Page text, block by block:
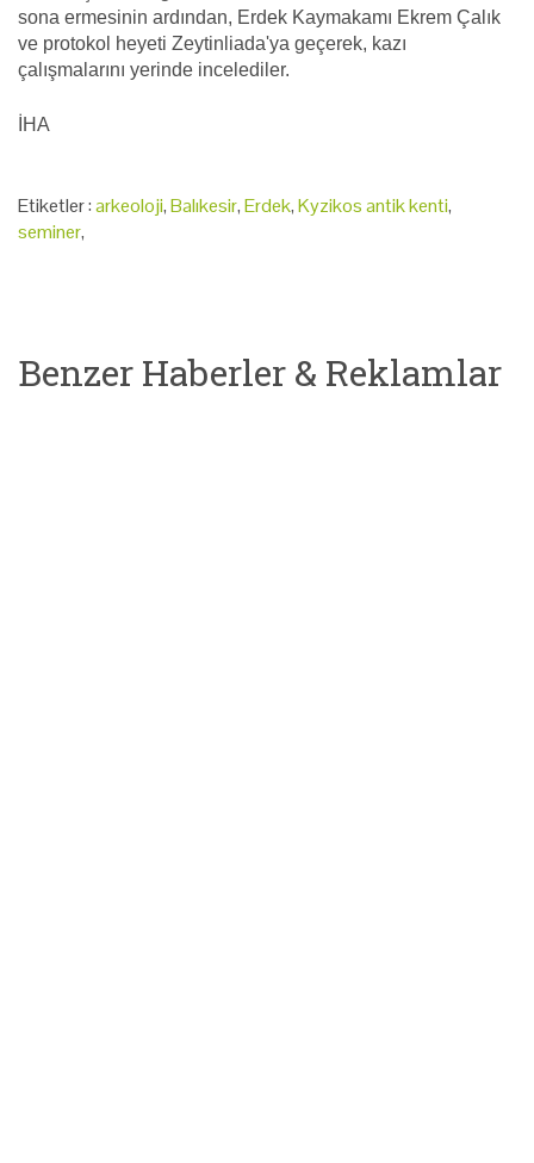
sona ermesinin ardından, Erdek Kaymakamı Ekrem Çalık
ve protokol heyeti Zeytinliada'ya geçerek, kazı
çalışmalarını yerinde incelediler.
İHA
Etiketler :arkeoloji,Balıkesir,Erdek,Kyzikos antik kenti,
seminer,
Benzer Haberler & Reklamlar